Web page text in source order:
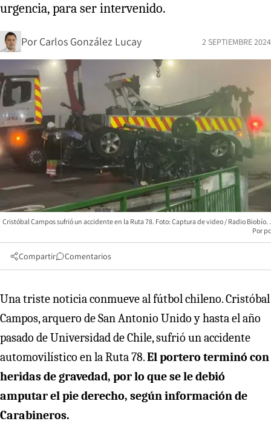
urgencia, para ser intervenido.
Por Carlos González Lucay 2 SEPTIEMBRE 2024
Cristóbal Campos sufrió un accidente en la Ruta 78. Foto: Captura de video / Radio Biobío.
pc
Compartir Comentarios
Una triste noticia conmueve al fútbol chileno. Cristóbal
Campos, arquero de San Antonio Unido y hasta el año
pasado de Universidad de Chile, sufrió un accidente
automovilístico en la Ruta 78.El portero terminó con
heridas de gravedad, por lo que se le debió
amputar el pie derecho, según información de
Carabineros.